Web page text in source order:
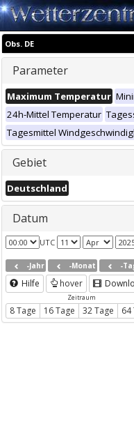
Obs. DE
Parameter
Maximum Temperatur
24h-Mittel Temperatur
Tagesmittel
Gebiet
Deutschland
Datum
UTC
-Jahr -Monat -
Hilfe hover
Zeitraum
8 Tage 16 Tage 32 Tage 64